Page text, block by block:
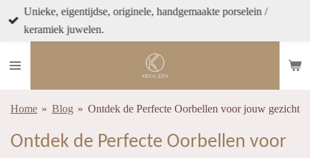
Ga
direct
de
Unieke, eigentijdse, originele, handgemaakte porselein /
keramiek juwelen.
Home » Blog » Ontdek de Perfecte Oorbellen voor jouw gezicht
Ontdek de Perfecte Oorbellen voor